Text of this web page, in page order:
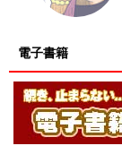
電子書籍